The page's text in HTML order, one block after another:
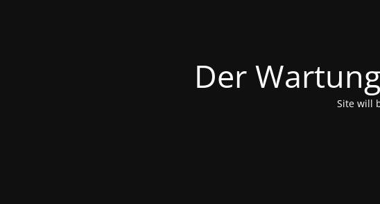
Der
Site will